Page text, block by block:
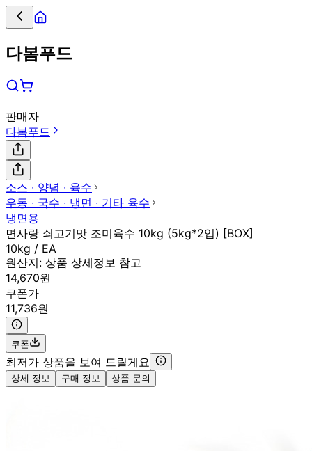
다봄푸드
판매자
다봄푸드
소스 ∙ 양념 ∙ 육수
우동 ∙ 국수 ∙ 냉면 ∙ 기타 육수
냉면용
면사랑 쇠고기맛 조미육수 10kg (5kg*2입) [BOX]
10kg / EA
원산지: 상품 상세정보 참고
14,670원
쿠폰가
11,736원
쿠폰
최저가 상품을 보여 드릴게요
상세 정보 구매 정보 상품 문의